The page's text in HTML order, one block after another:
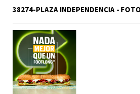
38274-PLAZA INDEPENDENCIA -